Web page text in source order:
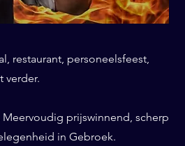
restaurant, personeelsfeest,
verder.
prijswinnend, scherp
in Gebroek.